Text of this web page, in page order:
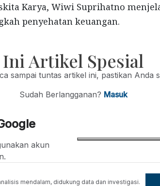
Karya, Wiwi Suprihatno
penyehatan keuangan.
Ini Artikel Spesial
sampai tuntas artikel ini, pastikan Anda
Sudah Berlangganan? Masuk
akun
mendalam, didukung data dan investigasi.